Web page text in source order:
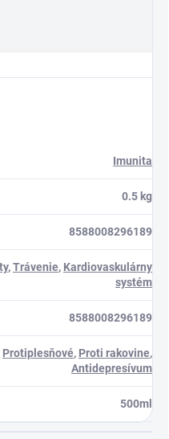
Imunita
0.5 kg
8588008296189
,Trávenie, Kardiovaskulárny
systém
8588008296189
Protiplesňové, Proti rakovine,
Antidepresívum
500ml